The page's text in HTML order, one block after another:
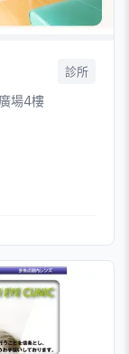
診所
場4樓